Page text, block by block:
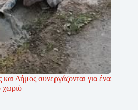
Δήμος συνεργάζονται για ένα
χωριό